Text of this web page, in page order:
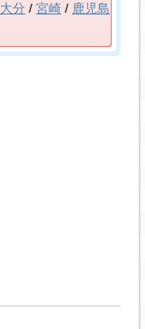
大分 宮崎
鹿児島